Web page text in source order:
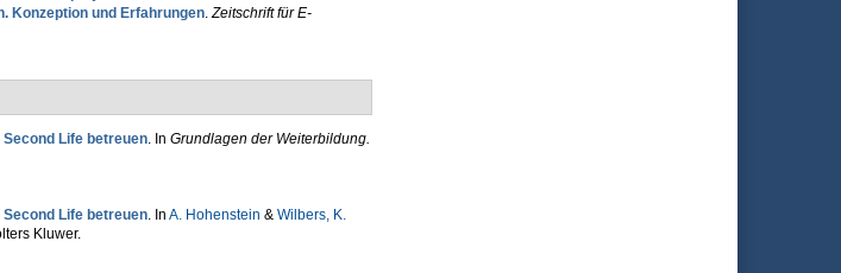
Konzeption und Erfahrungen.Zeitschrift für E-
Second Life betreuen. In Grundlagen der Weiterbildung.
Second Life betreuen. In A. Hohenstein & Wilbers, K.
Kluwer.